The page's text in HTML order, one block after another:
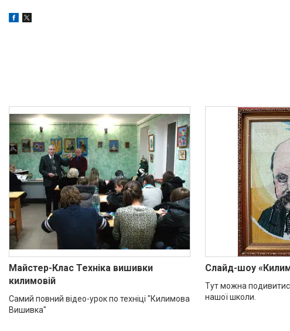
Майстер-Клас Техніка вишивки
килимовій
Самий повний відео-урок по техніці "Килимова
Вишивка"
Слайд-шоу
Тут можна
нашої школи.